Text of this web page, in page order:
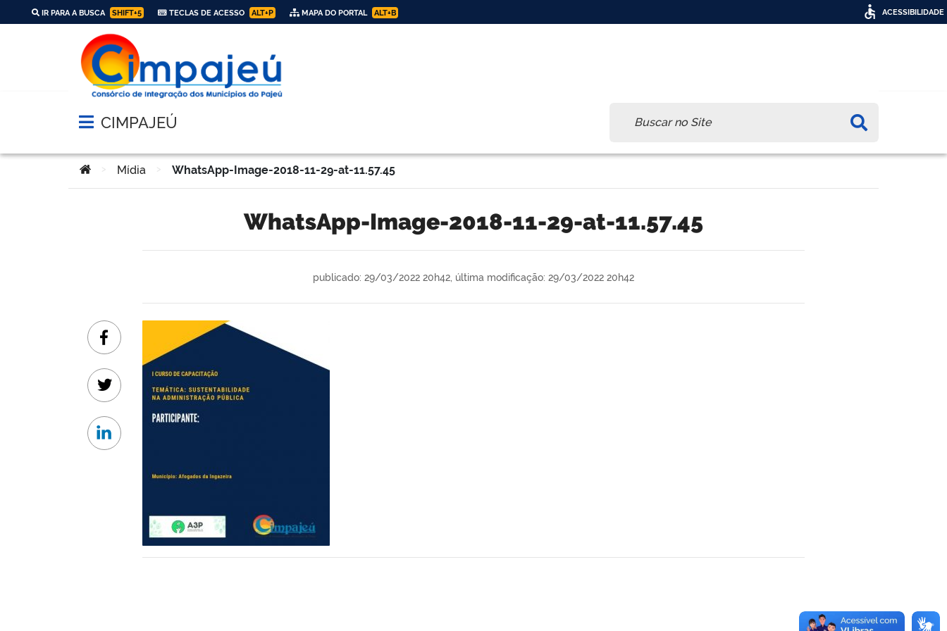
IR PARA A BUSCA SHIFT+5 TECLAS DE ACESSO ALT+P MAPA DO PORTAL ALT+B
Abrir menu principal de navegação
CIMPAJEÚ
Você está aqui:
> Mídia > WhatsApp-Image-2018-11-29-at-11.57.45
WhatsApp-Image-2018-11-29-at-11.57.45
publicado: 29/03/2022 20h42, última modificação: 29/03/2022 20h42
Facebook
Twitter
Linkedin
ACESSIBILIDADE